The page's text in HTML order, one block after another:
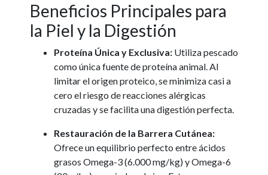
Beneficios Principales para
la Piel y la Digestión
Proteína Única y Exclusiva: Utiliza pescado
como única fuente de proteína animal. Al
limitar el origen proteico, se minimiza casi a
cero el riesgo de reacciones alérgicas
cruzadas y se facilita una digestión perfecta.
Restauración de la Barrera Cutánea:
Ofrece un equilibrio perfecto entre ácidos
grasos Omega-3 (6.000 mg/kg) y Omega-6